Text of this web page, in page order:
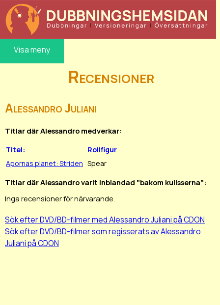
Visa meny
Recensioner
Alessandro Juliani
Titlar där Alessandro medverkar:
Titel:
Rollfigur
Apornas planet: Striden Spear
Titlar där Alessandro varit inblandad "bakom kulisserna":
Inga recensioner för närvarande.
Sök efter DVD/BD-filmer med Alessandro Juliani på CDON
Sök efter DVD/BD-filmer som regisserats av Alessandro
Juliani på CDON